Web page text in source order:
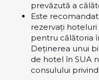
prevăzută a
Este
rezervați hoteluri
pentru călătoria
Deținerea unui
de hotel în SUA
consulului